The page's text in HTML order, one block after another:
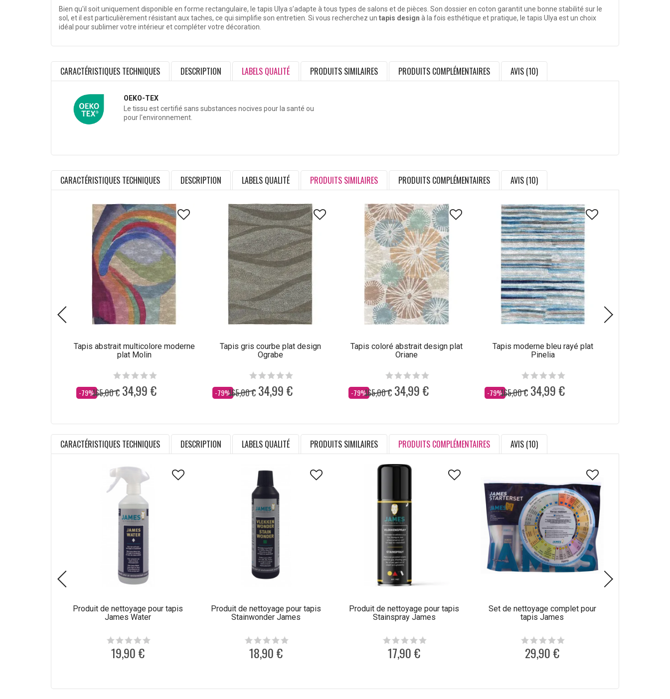
Bien qu'il soit uniquement disponible en forme rectangulaire, le tapis Ulya s’adapte à tous types de salons et de pièces. Son dossier en coton garantit une bonne stabilité sur le
sol, et il est particulièrement résistant aux taches, ce qui simplifie son entretien. Si vous recherchez un tapis design à la fois esthétique et pratique, le tapis Ulya est un choix
idéal pour sublimer votre intérieur et compléter votre décoration.
CARACTÉRISTIQUES TECHNIQUES DESCRIPTION LABELS QUALITÉ PRODUITS SIMILAIRES PRODUITS COMPLÉMENTAIRES AVIS (10)
OEKO-TEX
Le tissu est certifié sans substances nocives pour la santé ou
pour l'environnement.
CARACTÉRISTIQUES TECHNIQUES DESCRIPTION LABELS QUALITÉ PRODUITS SIMILAIRES PRODUITS COMPLÉMENTAIRES AVIS (10)
Tapis abstrait multicolore moderne
plat Molin
-79%
Dès 165,00 € 34,99 €
Tapis gris courbe plat design
Ograbe
-79%
Dès 165,00 € 34,99 €
Tapis coloré abstrait design plat
Oriane
-79%
Dès 165,00 € 34,99 €
Tapis moderne bleu rayé plat
Pinelia
-79%
Dès 165,00 € 34,99 €
CARACTÉRISTIQUES TECHNIQUES DESCRIPTION LABELS QUALITÉ PRODUITS SIMILAIRES PRODUITS COMPLÉMENTAIRES AVIS (10)
Produit de nettoyage pour tapis
James Water
19,90 €
Produit de nettoyage pour tapis
Stainwonder James
18,90 €
Produit de nettoyage pour tapis
Stainspray James
17,90 €
Set de nettoyage complet pour
tapis James
29,90 €